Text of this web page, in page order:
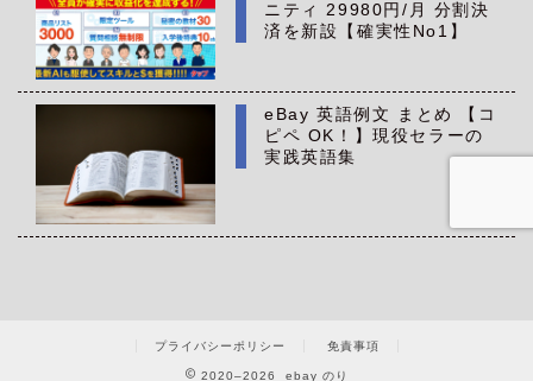
ニティ 29980円/月 分割決
済を新設【確実性No1】
eBay 英語例文 まとめ 【コ
ピペ OK！】現役セラーの
実践英語集
プライバシーポリシー 免責事項
2020–2026 ebay のり